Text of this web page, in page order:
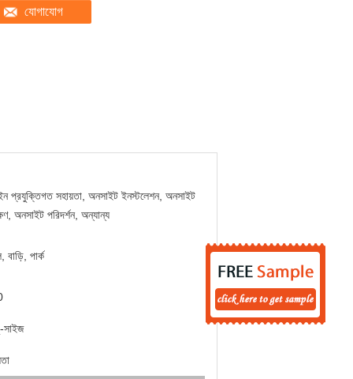
যোগাযোগ
প্রযুক্তিগত সহায়তা, অনসাইট ইনস্টলেশন, অনসাইট
অনসাইট পরিদর্শন, অন্যান্য
বাড়ি, পার্ক
সাইজ